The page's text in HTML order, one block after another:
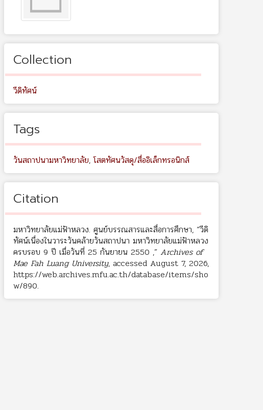
Collection
วีดิทัศน์
Tags
วันสถาปนามหาวิทยาลัย,โสตทัศนวัสดุ/สื่ออิเล็กทรอนิกส์
Citation
มหาวิทยาลัยแม่ฟ้าหลวง. ศูนย์บรรณสารและสื่อการศึกษา, “วีดิ
ทัศน์เนื่องในวาระวันคล้ายวันสถาปนา มหาวิทยาลัยแม่ฟ้าหลวง
ครบรอบ 9 ปี เมื่อวันที่ 25 กันยายน 2550 ,” Archives of
Mae Fah Luang University, accessed August 7, 2026,
https://web.archives.mfu.ac.th/database/items/sho
w/890.